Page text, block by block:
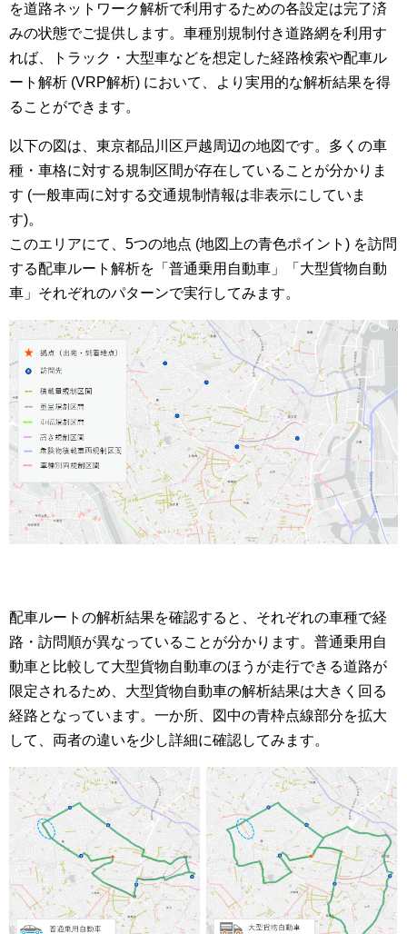
を道路ネットワーク解析で利用するための各設定は完了済
みの状態でご提供します。車種別規制付き道路網を利用す
れば、トラック・大型車などを想定した経路検索や配車ル
ート解析 (VRP解析) において、より実用的な解析結果を得
ることができます。
以下の図は、東京都品川区戸越周辺の地図です。多くの車
種・車格に対する規制区間が存在していることが分かりま
す (一般車両に対する交通規制情報は非表示にしていま
す)。
このエリアにて、5つの地点 (地図上の青色ポイント) を訪問
する配車ルート解析を「普通乗用自動車」「大型貨物自動
車」それぞれのパターンで実行してみます。
配車ルートの解析結果を確認すると、それぞれの車種で経
路・訪問順が異なっていることが分かります。普通乗用自
動車と比較して大型貨物自動車のほうが走行できる道路が
限定されるため、大型貨物自動車の解析結果は大きく回る
経路となっています。一か所、図中の青枠点線部分を拡大
して、両者の違いを少し詳細に確認してみます。